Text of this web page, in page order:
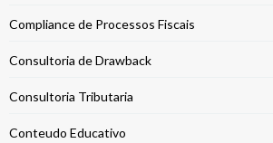
Compliance de Processos Fiscais
Consultoria de Drawback
Consultoria Tributaria
Conteudo Educativo